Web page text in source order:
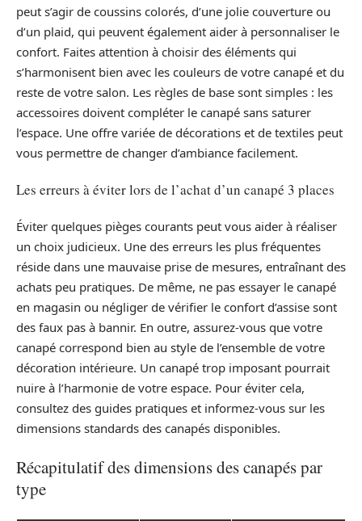
peut s’agir de coussins colorés, d’une jolie couverture ou
d’un plaid, qui peuvent également aider à personnaliser le
confort. Faites attention à choisir des éléments qui
s’harmonisent bien avec les couleurs de votre canapé et du
reste de votre salon. Les règles de base sont simples : les
accessoires doivent compléter le canapé sans saturer
l’espace. Une offre variée de décorations et de textiles peut
vous permettre de changer d’ambiance facilement.
Les erreurs à éviter lors de l’achat d’un canapé 3 places
Éviter quelques pièges courants peut vous aider à réaliser
un choix judicieux. Une des erreurs les plus fréquentes
réside dans une mauvaise prise de mesures, entraînant des
achats peu pratiques. De même, ne pas essayer le canapé
en magasin ou négliger de vérifier le confort d’assise sont
des faux pas à bannir. En outre, assurez-vous que votre
canapé correspond bien au style de l’ensemble de votre
décoration intérieure. Un canapé trop imposant pourrait
nuire à l’harmonie de votre espace. Pour éviter cela,
consultez des guides pratiques et informez-vous sur les
dimensions standards des canapés disponibles.
Récapitulatif des dimensions des canapés par
type